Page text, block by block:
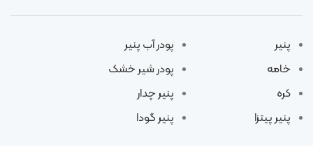
پنیر
خامه
کره
پنیر پیتزا
پودر آب پنیر
پودر شیر خشک
پنیر چدار
پنیر گودا